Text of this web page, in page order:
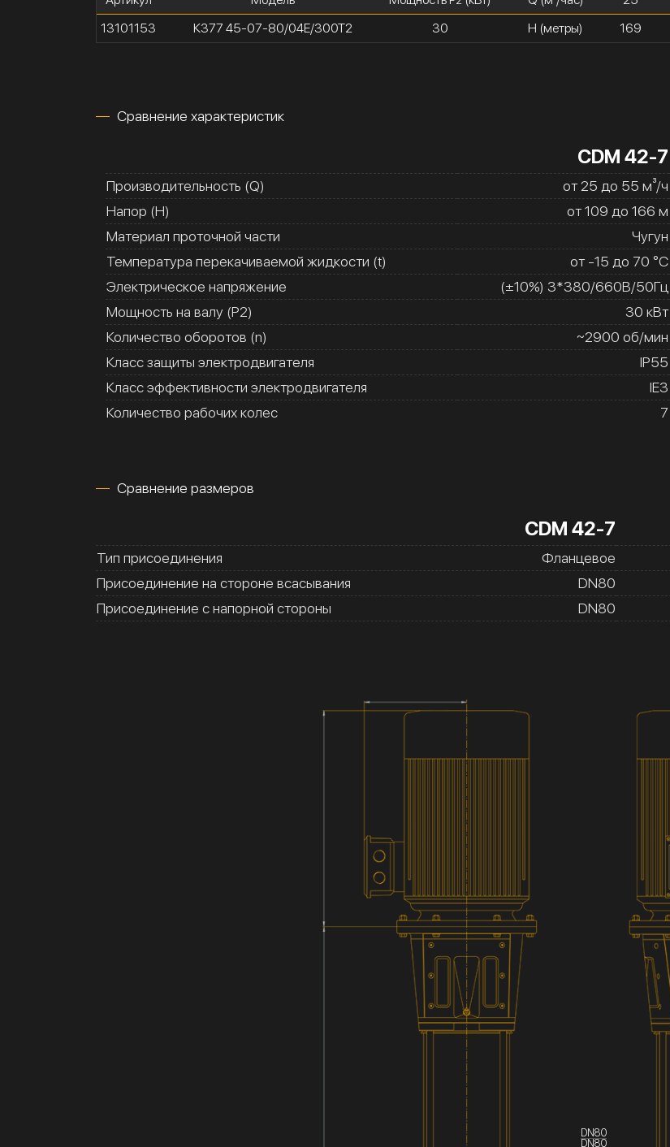
13101153
К377 45-07-80/04Е/300Т2
30
H (метры)
169
Сравнение характеристик
CDM 42-7
Производительность (Q) от 25 до 55 м³/ч
Напор (H)
от 109 до 166 м
Материал проточной части
Чугун
Температура перекачиваемой жидкости (t)
от -15 до 70 °C
Электрическое напряжение
(±10%) 3*380/660В/50Гц
Мощность на валу (Р2)
30 кВт
Количество оборотов (n)
~2900 об/мин
Класс защиты электродвигателя
IP55
Класс эффективности электродвигателя
IE3
Количество рабочих колес
7
Сравнение размеров
CDM 42-7
Тип присоединения Фланцевое
Присоединение на стороне всасывания
DN80
Присоединение с напорной стороны
DN80
DN80
DN80